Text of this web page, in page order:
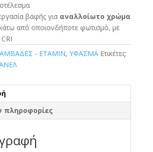
βαφής για αναλλοίωτο χρώμα
από οποιονδήποτε φωτισμό, με
- ΕΤΑΜΙΝ, ΥΦΑΣΜΑ Ετικέτες:
πληροφορίες